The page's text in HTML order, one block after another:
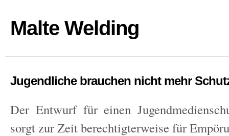
Malte Welding
Jugendliche brauchen nicht mehr
Der Entwurf für einen
sorgt zur Zeit berechtigterweise für